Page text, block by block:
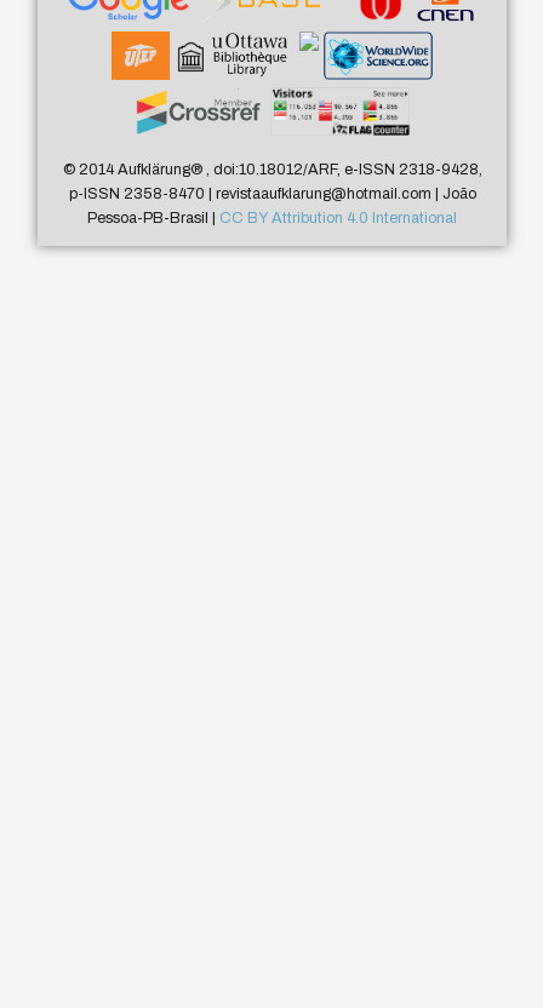
© 2014 Aufklärung®, doi:10.18012/ARF, e-ISSN 2318-9428,
p-ISSN 2358-8470 | revistaaufklarung@hotmail.com | João
Pessoa-PB-Brasil | CC BY Attribution 4.0 International